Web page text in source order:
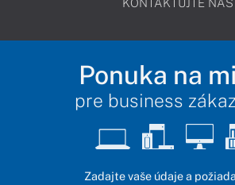
KONTAKTUJTE NÁS
Ponuka na
pre business
Zadajte vaše údaje a